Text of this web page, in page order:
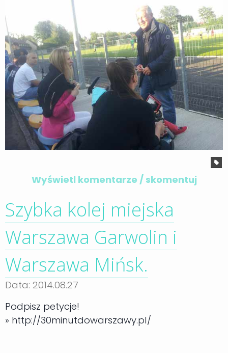
Wyświetl komentarze / skomentuj
Szybka kolej miejska
Warszawa Garwolin i
Warszawa Mińsk.
Data: 2014.08.27
Podpisz petycje!
» http://30minutdowarszawy.pl/